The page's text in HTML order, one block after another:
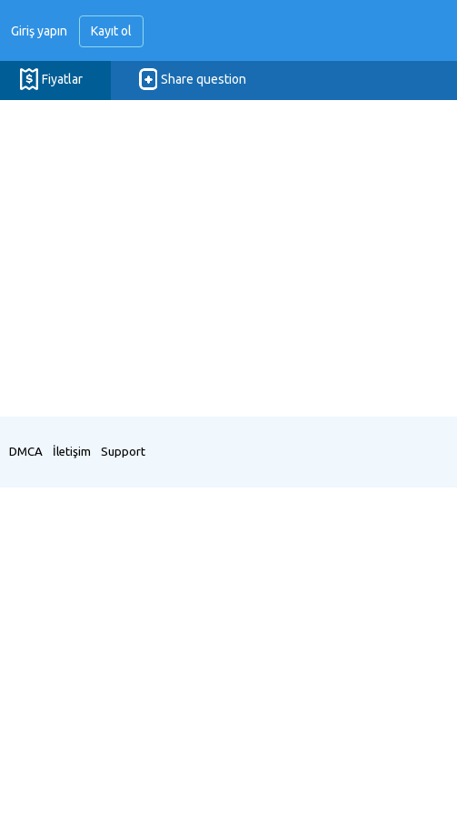
Giriş yapın Kayıt ol
Fiyatlar Share question
DMCA İletişim Support